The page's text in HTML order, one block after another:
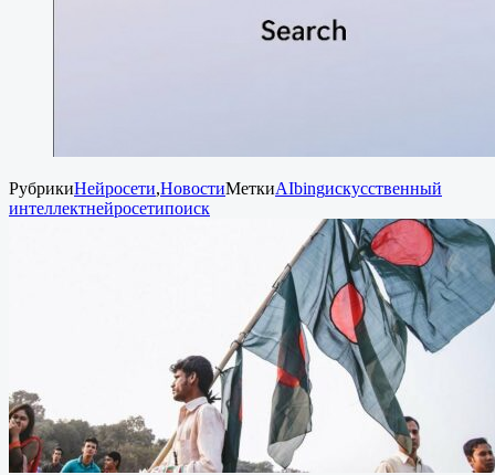
РубрикиНейросети,НовостиМеткиAIbingискусственный
интеллектнейросетипоиск